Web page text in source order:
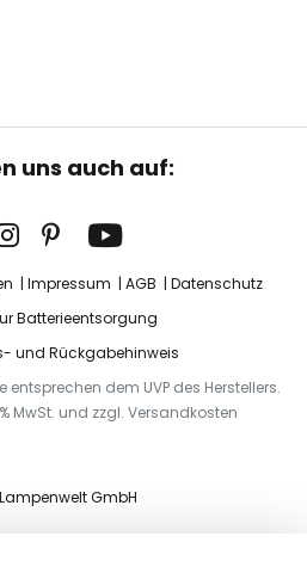
uns auch auf:
Impressum AGB
Datenschutz
Batterieentsorgung
und Rückgabehinweis
entsprechen dem UVP des Herstellers.
MwSt. und zzgl. Versandkosten
GmbH